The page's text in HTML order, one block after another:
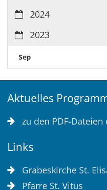
2024
2023
Sep
Aktuelles
zu den PDF-
Links
Grabeskirche St.
Pfarre St. Vitus